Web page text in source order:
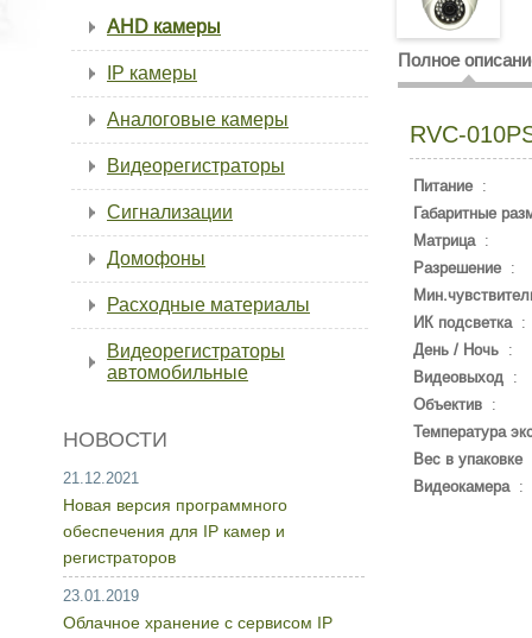
Полное
RVC-
Питание :
Габаритные
Матрица:
Разрешение :
ИК подсветка:
День / Ночь :
Видеовыход :
Объектив :
Температура
Вес в упаковке
Видеокамера:
AHD камеры
IP камеры
Аналоговые камеры
Видеорегистраторы
Сигнализации
Домофоны
Расходные материалы
Видеорегистраторы
автомобильные
НОВОСТИ
21.12.2021
Новая версия программного
обеспечения для IP камер и
регистраторов
23.01.2019
Облачное хранение с сервисом IP